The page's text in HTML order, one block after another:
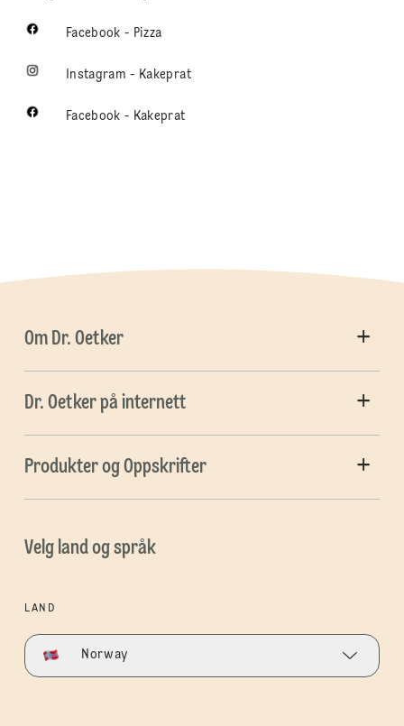
Facebook - Pizza
Instagram - Kakeprat
Facebook - Kakeprat
Om Dr. Oetker
Dr. Oetker på internett
Produkter og Oppskrifter
Velg land og språk
LAND
Norway